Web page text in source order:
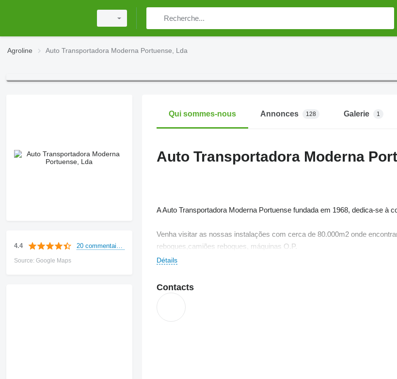
Agroline Auto Transportadora Moderna Portuense, Lda
4.4
Source: Google Maps
Qui sommes-nous Annonces 128 Galerie 1
Auto Transportadora Moderna
A Auto Transportadora Moderna Portuense fundada em 1968, dedica-se à
Venha visitar as nossas instalações com cerca de 80.000m2 onde
reboques,camiões reboques, máquinas O.P.
Dispomos de oficina própria, com capacidade para assistência aos
Détails
Contacts